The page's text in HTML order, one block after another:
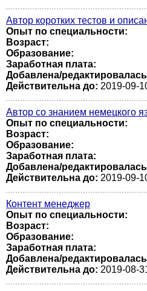
Автор коротких тестов и
Опыт по специальности:
Возраст:
Образование:
Заработная плата:
Добавлена/
Действительна до: 2019-09-
Автор со знанием немецкого
Опыт по специальности:
Возраст:
Образование:
Заработная плата:
Добавлена/
Действительна до: 2019-09-
Контент менеджер
Опыт по специальности:
Возраст:
Образование:
Заработная плата:
Добавлена/
Действительна до: 2019-08-